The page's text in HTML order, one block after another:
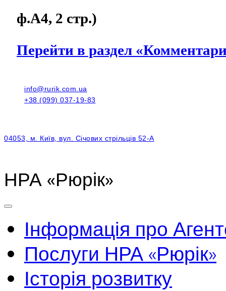
ф.А4, 2 стр.)
Перейти в раздел
info@rurik.com.ua
+38 (099) 037-19-83
04053, м. Київ, вул. Січових стрільців 52-А
НРА «Рюрік»
Інформація про
Послуги НРА «Рюрік»
Історія розвитку